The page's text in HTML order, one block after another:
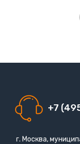
+7
г. Москва,